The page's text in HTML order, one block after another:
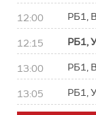
12:00 РБ1,
12:15 РБ1,
13:00 РБ1,
13:05 РБ1,